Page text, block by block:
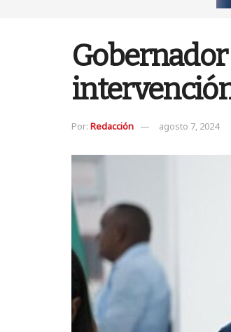
Gobernador
Por: Redacción agosto 7, 2024